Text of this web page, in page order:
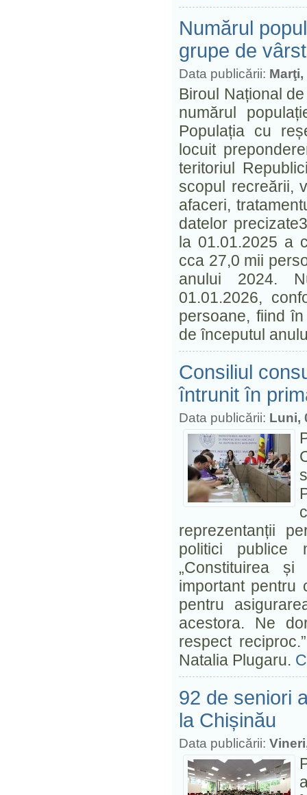
Numărul
grupe de
Data publicării:
Biroul Național
numărul
Populația cu
locuit
teritoriul
scopul recreării,
afaceri,
datelor
la 01.01.2025 a
cca 27,0 mii
anului 2024.
01.01.2026,
persoane, fiind
de începutul
Consiliul
întrunit în
Data publicării: Luni,
reprezentanții
politici publice
„Constituirea
important pentru
pentru
acestora. Ne
respect
Natalia Plugaru.
92 de seniori
la Chișinău
Data publicării: